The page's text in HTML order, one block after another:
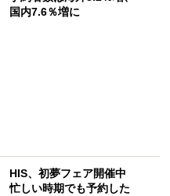
国内7.6％増に
HIS、初夢フェア開催中
忙しい時期でも予約した